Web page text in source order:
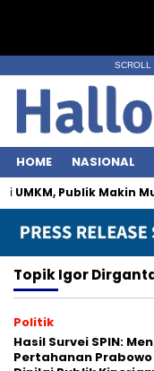
SCROLL
HOME NASIONAL
Publik Makin
TopikIgor
Politik
Hasil Survei SPIN:
Pertahanan